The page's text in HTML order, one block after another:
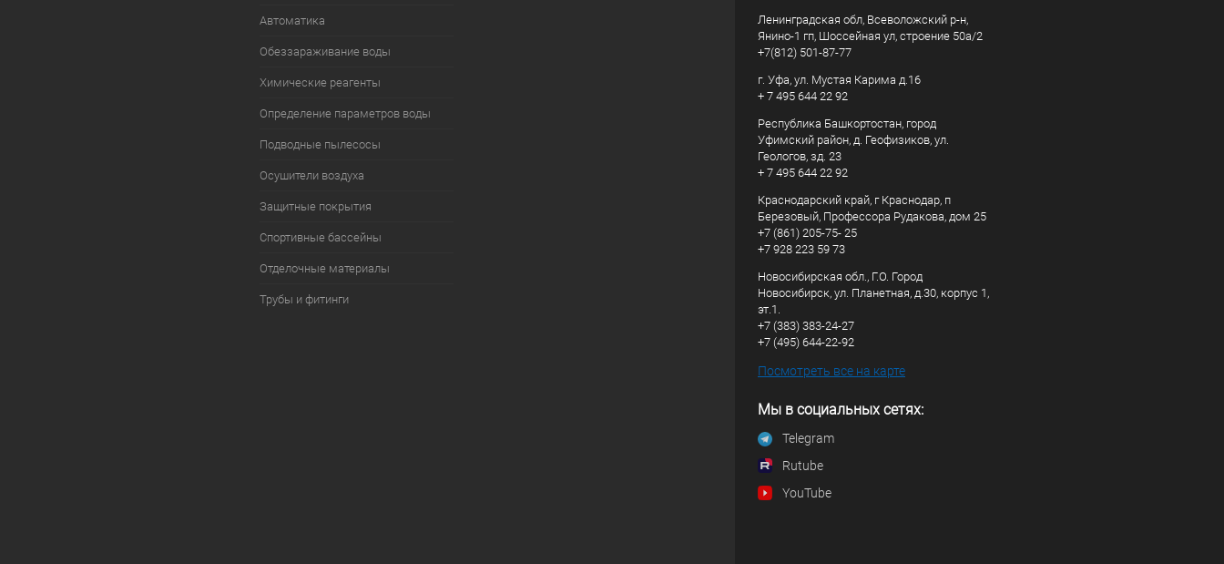
Автоматика
Обеззараживание воды
Химические реагенты
Определение параметров воды
Подводные пылесосы
Осушители воздуха
Защитные покрытия
Спортивные бассейны
Отделочные материалы
Трубы и фитинги
Ленинградская обл, Всеволожский р-н,
Янино-1 гп, Шоссейная ул, строение 50а/2
+7(812) 501-87-77
г. Уфа, ул. Мустая Карима д.16
+ 7 495 644 22 92
Республика Башкортостан, город
Уфимский район, д. Геофизиков, ул.
Геологов, зд. 23
+ 7 495 644 22 92
Краснодарский край, г Краснодар, п
Березовый, Профессора Рудакова, дом 25
+7 (861) 205-75- 25
+7 928 223 59 73
Новосибирская обл., Г.О. Город
Новосибирск, ул. Планетная, д.30, корпус 1,
эт.1.
+7 (383) 383-24-27
+7 (495) 644-22-92
Посмотреть все на карте
Мы в социальных сетях:
Telegram
Rutube
YouTube